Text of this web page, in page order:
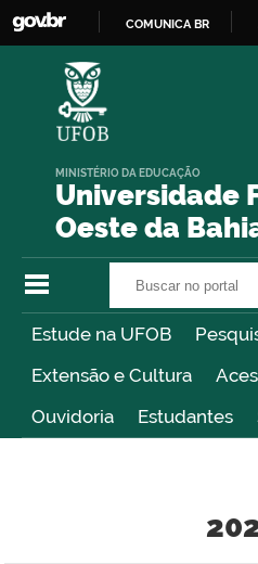
COMUNICA BR
Universidade
Oeste da
MINISTÉRIO DA EDUCAÇÃO
Estude na UFOB
Extensão e Cultura
Ouvidoria
Estudantes